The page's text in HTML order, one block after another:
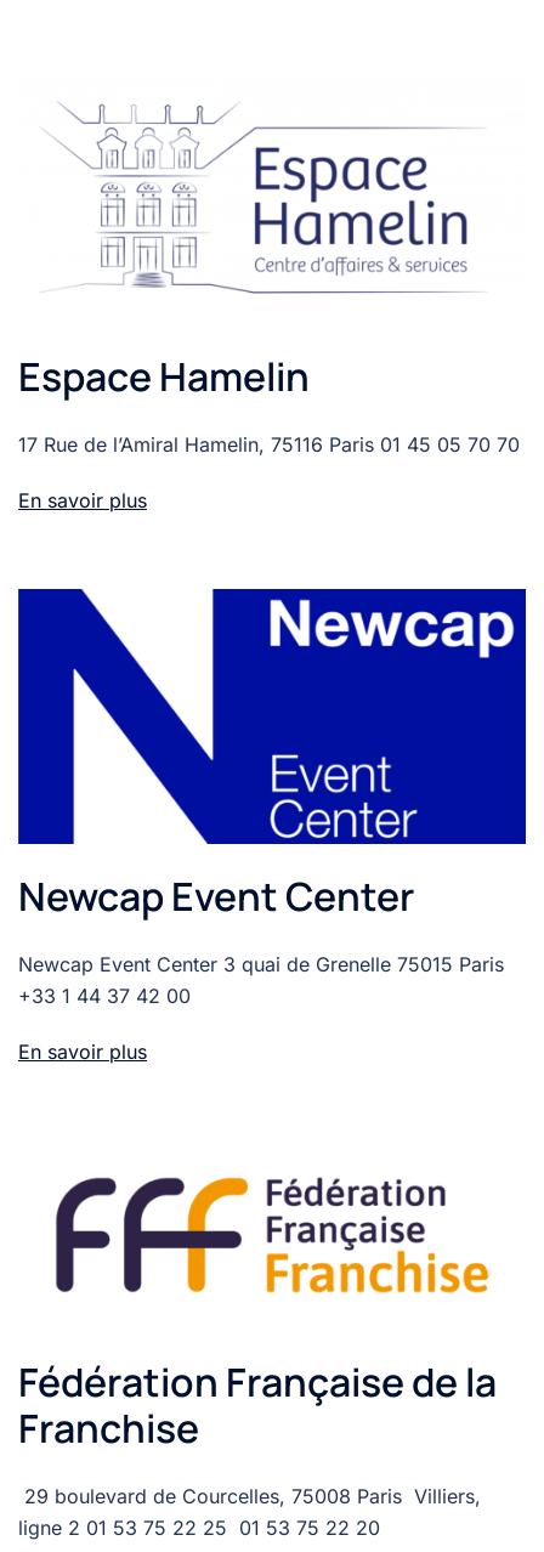
Espace Hamelin
17 Rue de l’Amiral Hamelin, 75116 Paris 01 45 05 70 70
En savoir plus
Newcap Event Center
Newcap Event Center 3 quai de Grenelle 75015 Paris
+33 1 44 37 42 00
En savoir plus
Fédération Française de la
Franchise
29 boulevard de Courcelles, 75008 Paris Villiers,
ligne 2 01 53 75 22 25 01 53 75 22 20